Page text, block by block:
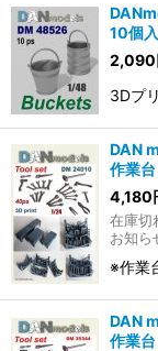
10個
2,090
3Dプ
DAN
作業台
4,180
在庫切
お知ら
※作業
DAN
作業台